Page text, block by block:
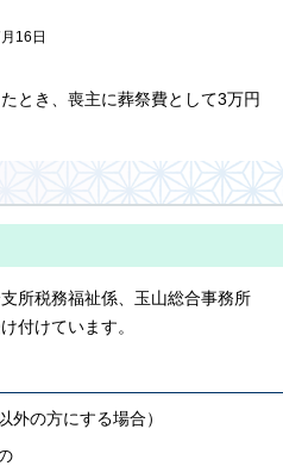
16日
とき、喪主に葬祭費として3万円
所税務福祉係、玉山総合事務所
付けています。
外の方にする場合）